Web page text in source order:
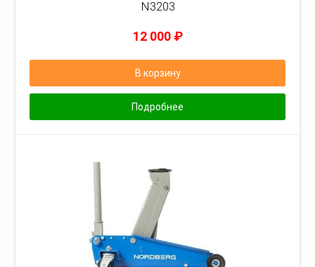
N3203
12 000 ₽
В корзину
Подробнее